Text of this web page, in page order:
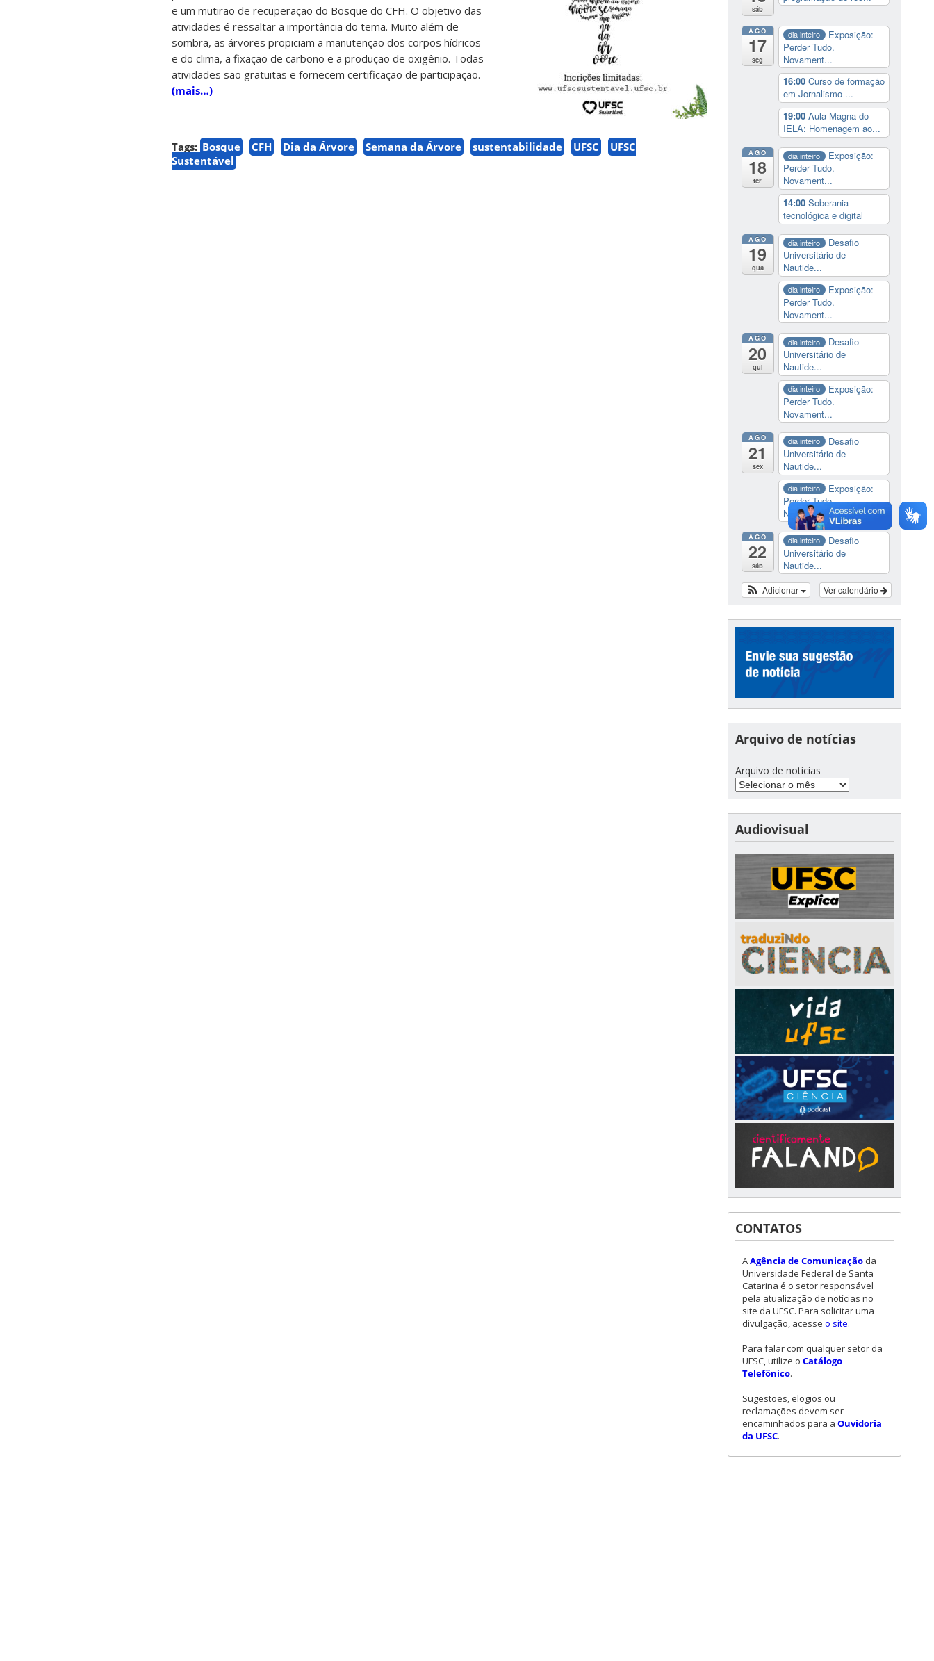
e um mutirão de recuperação do Bosque do CFH. O objetivo das
atividades é ressaltar a importância do tema. Muito além de
sombra, as árvores propiciam a manutenção dos corpos hídricos
e do clima, a fixação de carbono e a produção de oxigênio. Todas
atividades são gratuitas e fornecem certificação de participação.
(mais…)
Tags: Bosque CFH Dia da Árvore Semana da Árvore sustentabilidade UFSC
UFSC
Sustentável
sáb
AGO
17
seg
dia inteiro
Exposição:
Perder Tudo.
Novament...
16:00 Curso de formação
em Jornalismo ...
19:00 Aula Magna do
IELA: Homenagem ao...
AGO
18
ter
dia inteiro
Exposição:
Perder Tudo.
Novament...
14:00 Soberania
tecnológica e digital
AGO
19
qua
dia inteiro
Desafio
Universitário de
Nautide...
dia inteiro
Exposição:
Perder Tudo.
Novament...
AGO
20
qui
dia inteiro
Desafio
Universitário de
Nautide...
dia inteiro
Exposição:
Perder Tudo.
Novament...
AGO
21
sex
dia inteiro
Desafio
Universitário de
Nautide...
dia inteiro
Exposição:
Perder Tudo.
Novament...
AGO
22
sáb
dia inteiro
Desafio
Universitário de
Nautide...
Ver calendário
Adicionar
Arquivo de notícias
Arquivo de notícias
Audiovisual
CONTATOS
AAgência de Comunicação da
Universidade Federal de Santa
Catarina é o setor responsável
pela atualização de notícias no
site da UFSC. Para solicitar uma
divulgação, acesse o site.
Para falar com qualquer setor da
UFSC, utilize o Catálogo
Telefônico.
Sugestões, elogios ou
reclamações devem ser
encaminhados para a Ouvidoria
da UFSC.